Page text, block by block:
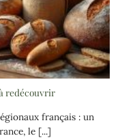
redécouvrir
français : un
le [...]